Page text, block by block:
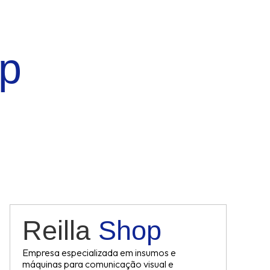
Reilla Shop
Empresa especializada em insumos e
máquinas para comunicação visual e